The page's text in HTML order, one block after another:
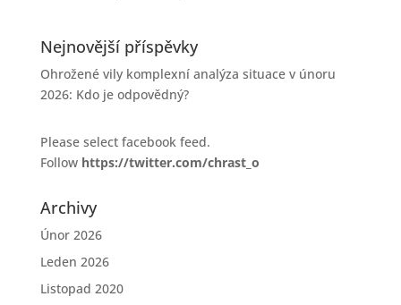
Nejnovější příspěvky
Ohrožené vily komplexní analýza situace v únoru
2026: Kdo je odpovědný?
Please select facebook feed.
Follow https://twitter.com/chrast_o
Archivy
Únor 2026
Leden 2026
Listopad 2020